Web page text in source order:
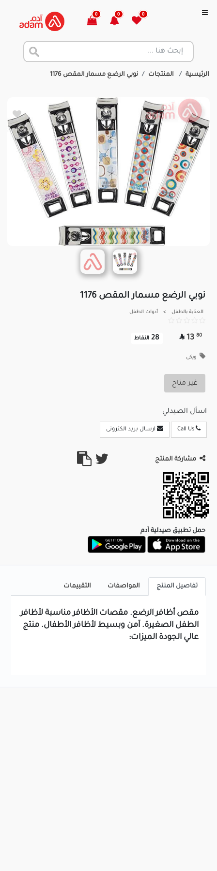
0
0
0
الرئيسية المنتجات نوبي الرضع مسمار المقص 1176
نوبي الرضع مسمار المقص 1176
العناية بالطفل > أدوات الطفل
80
13

28 النقاط
ويكى
غير متاح
اسأل الصيدلي
ارسال بريد الكترونى
مشاركة المنتج
حمل تطبيق صيدلية آدم
تفاصيل المنتج المواصفات التقييمات
مقص أظافر الرضع. مقصات الأظافر مناسبة لأظافر
الطفل الصغيرة. آمن وبسيط لأظافر الأطفال. منتج
عالي الجودة الميزات: